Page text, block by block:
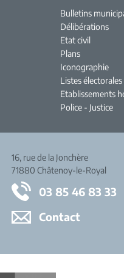
Bulletins
Délibérations
Etat civil
Plans
Iconographie
Listes électorales
Etablissements
Police - Justice
16, rue de la Jonchère
71880 Châtenoy-le-Royal
03 85 46 83 33
Contact